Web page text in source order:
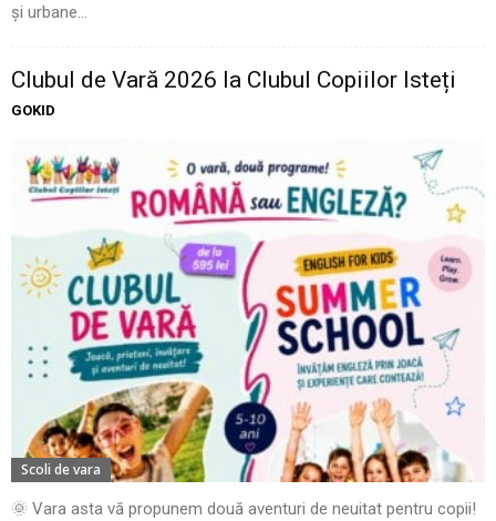
și urbane...
Clubul de Vară 2026 la Clubul Copiilor Isteți
GOKID
Scoli de vara
🌞 Vara asta vă propunem două aventuri de neuitat pentru copii!